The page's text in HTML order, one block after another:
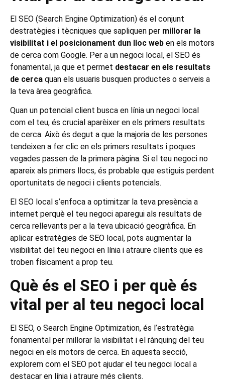
El SEO (Search Engine Optimization) és el conjunt
destratègies i tècniques que sapliquen per millorar la
visibilitat i el posicionament dun lloc web en els motors
de cerca com Google. Per a un negoci local, el SEO és
fonamental, ja que et permet destacar en els resultats
de cerca quan els usuaris busquen productes o serveis a
la teva àrea geogràfica.
Quan un potencial client busca en línia un negoci local
com el teu, és crucial aparèixer en els primers resultats
de cerca. Això és degut a que la majoria de les persones
tendeixen a fer clic en els primers resultats i poques
vegades passen de la primera pàgina. Si el teu negoci no
apareix als primers llocs, és probable que estiguis perdent
oportunitats de negoci i clients potencials.
El SEO local s’enfoca a optimitzar la teva presència a
internet perquè el teu negoci aparegui als resultats de
cerca rellevants per a la teva ubicació geogràfica. En
aplicar estratègies de SEO local, pots augmentar la
visibilitat del teu negoci en línia i atraure clients que es
troben físicament a prop teu.
Què és el SEO i per què és
vital per al teu negoci local
El SEO, o Search Engine Optimization, és l’estratègia
fonamental per millorar la visibilitat i el rànquing del teu
negoci en els motors de cerca. En aquesta secció,
explorem com el SEO pot ajudar el teu negoci local a
destacar en línia i atraure més clients.